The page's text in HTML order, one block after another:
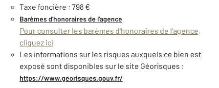
Taxe foncière : 798 €
Barèmes d'honoraires de l'agence
Pour consulter les barèmes d'honoraires de l'agence,
cliquez ici
Les informations sur les risques auxquels ce bien est
exposé sont disponibles sur le site Géorisques :
https://www.georisques.gouv.fr/